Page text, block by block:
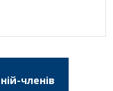
членів